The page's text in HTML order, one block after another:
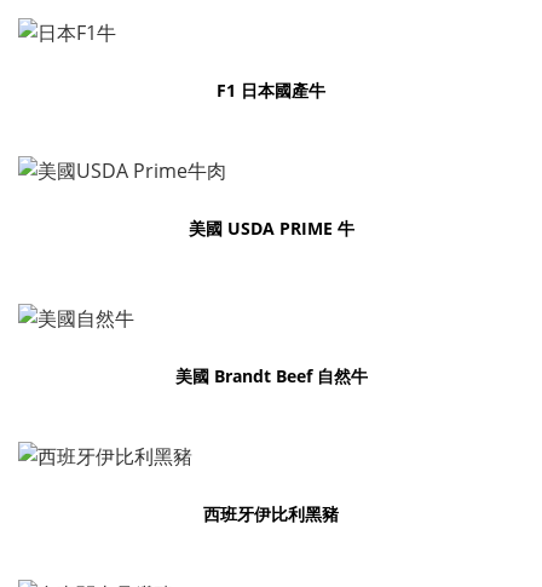
F1 日本國產牛
美國 USDA PRIME 牛
美國 Brandt Beef 自然牛
西班牙伊比利黑豬